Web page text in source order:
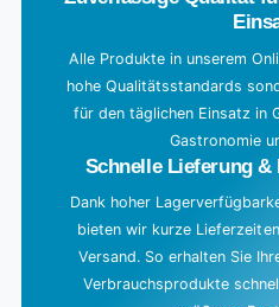
Alle Produkte in unserem
hohe Qualitätsstandards
für den täglichen Einsatz in
Gastronomie
Schnelle Lieferung
Dank hoher
bieten wir kurze
Versand. So erhalten Sie
Verbrauchsprodukte